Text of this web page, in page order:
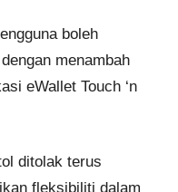
boleh
menambah
eWallet Touch ‘n
ditolak terus
fleksibiliti dalam